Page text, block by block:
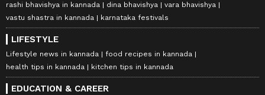
rashi bhavishya in kannada dina bhavishya
vara bhavishya
vastu shastra in kannada
karnataka festivals
LIFESTYLE
Lifestyle news in kannada
food recipes in kannada
health tips in kannada
kitchen tips in kannada
EDUCATION & CAREER